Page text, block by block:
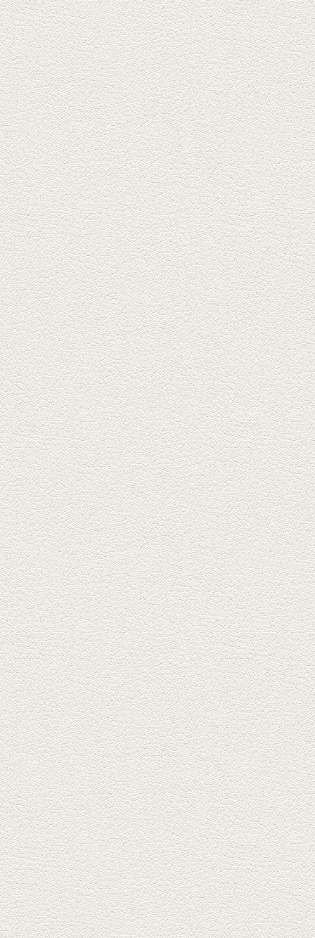
あくまのポテサラ＆変わ
り天ぷら盛り合わせ
武蔵小路の「たぬきと銀杏」で
自慢の「変わり天ぷら」を
「KAORU」...
2025年8月15日放送
お刺身盛り合わせ＆干物
盛りの七輪焼き
酒場通りの「食楽みかげ」は、
オーナーこだわりの魚料理が味
わえ...
2025年7月25日放送
朝ごはんプレート＆かん
ぱちのカマ(塩焼き)
並木坂では珍しい朝ごはんの店
「コルハコ」で昼飲みの刻。
「銀し...
2025年7月4日放送
生姜香る鮭とイクラの土
鍋ご飯 など
銀杏中通りにこの春オープンし
た「創作ダイニング真」へ。暑
い夏...
2025年6月13日放送
ﾊﾓの季節野菜あんかけ＆
どんぐりﾎﾟｰｸ西京焼き
西銀座通り、若き和の料理人の
名店「旬味こさか」で夏の味を
堪能...
2025年5月23日放送
明太もちチーズもんじゃ
銀座中通りで深夜３時まで営業
している「もんじゃ焼きかめの
や」...
2025年5月2日放送
ミックス水餃子＆麻婆豆
腐
新水前寺駅そばの人気店「中華
料理 福来亭」へ。「しろ」ロッ
ク...
2025年4月11日放送
きびなごの塩焼き＆黒豚
しゃぶしゃぶ
春の[熊本屋台村]で昼飲みの刻。
[かごっま屋台 黒で乾杯]で「銀...
2025年3月21日放送
薩摩赤鶏のころころ焼き
＆カツオの藁焼き
三年坂通りのビル２階「焼鳥こ
ろころ」はオシャレな店構えで
炭火...
2025年2月28日放送
踊る車海老＆あか牛串 ウ
ニとキャビア乗せ
ホテル日航熊本の裏、創作串揚
げの新たな店「串ハル」へ「銀
しろ...
2025年2月7日放送
マグロのレアカツ＆合鴨